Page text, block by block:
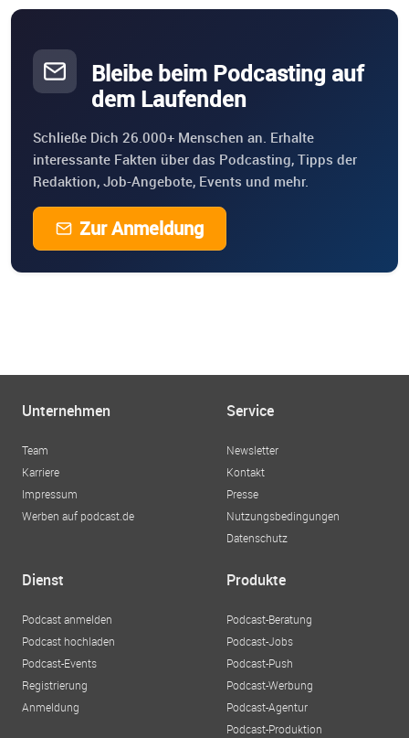
Bleibe beim Podcasting auf
dem Laufenden
Schließe Dich 26.000+ Menschen an. Erhalte
interessante Fakten über das Podcasting, Tipps der
Redaktion, Job-Angebote, Events und mehr.
Zur Anmeldung
Unternehmen
Team
Karriere
Impressum
Werben auf podcast.de
Service
Newsletter
Kontakt
Presse
Nutzungsbedingungen
Datenschutz
Dienst
Podcast anmelden
Podcast hochladen
Podcast-Events
Registrierung
Anmeldung
Produkte
Podcast-Beratung
Podcast-Jobs
Podcast-Push
Podcast-Werbung
Podcast-Agentur
Podcast-Produktion